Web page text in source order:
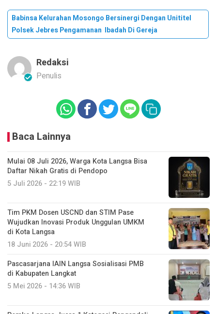
Babinsa Kelurahan Mosongo Bersinergi Dengan Unititel
Polsek Jebres Pengamanan Ibadah Di Gereja
Redaksi
Penulis
Baca Lainnya
Mulai 08 Juli 2026, Warga Kota Langsa Bisa
Daftar Nikah Gratis di Pendopo
5 Juli 2026 - 22:19 WIB
Tim PKM Dosen USCND dan STIM Pase
Wujudkan Inovasi Produk Unggulan UMKM
di Kota Langsa
18 Juni 2026 - 20:54 WIB
Pascasarjana IAIN Langsa Sosialisasi PMB
di Kabupaten Langkat
5 Mei 2026 - 14:36 WIB